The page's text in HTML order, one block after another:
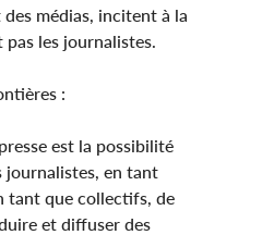
médias, incitent à la
les journalistes.
:
est la possibilité
journalistes, en tant
tant que collectifs, de
et diffuser des